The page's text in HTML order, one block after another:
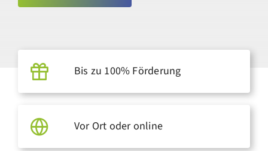
Bis zu 100% Förderung
Vor Ort oder online